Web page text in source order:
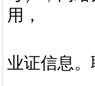
用，
大专和
业证信息。